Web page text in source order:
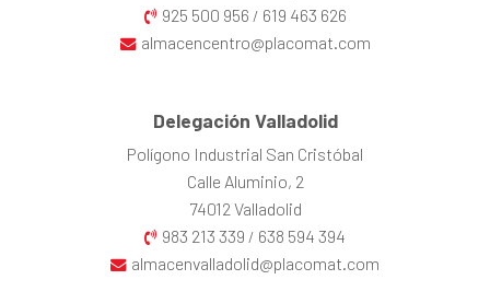
925 500 956 / 619 463 626
almacencentro@placomat.com
Delegación Valladolid
Polígono Industrial San Cristóbal
Calle Aluminio, 2
74012 Valladolid
983 213 339 / 638 594 394
almacenvalladolid@placomat.com